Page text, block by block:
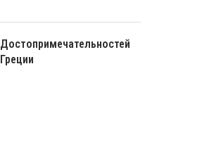
Достопримечательностей
Греции